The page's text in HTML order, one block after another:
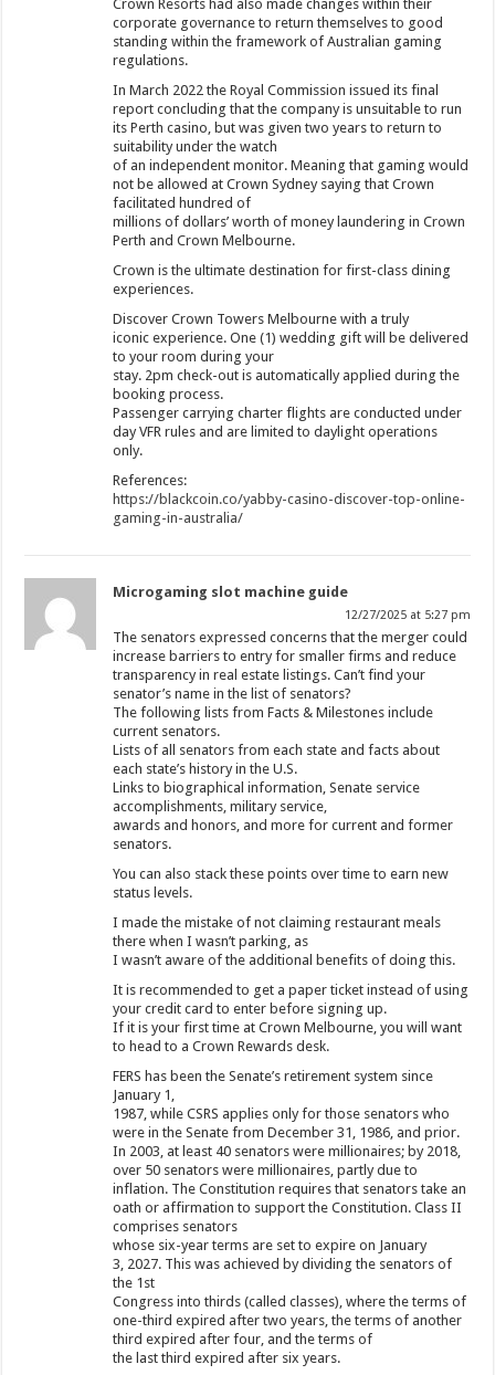
Crown Resorts had also made changes within their
corporate governance to return themselves to good
standing within the framework of Australian gaming
regulations.
In March 2022 the Royal Commission issued its final
report concluding that the company is unsuitable to run
its Perth casino, but was given two years to return to
suitability under the watch
of an independent monitor. Meaning that gaming would
not be allowed at Crown Sydney saying that Crown
facilitated hundred of
millions of dollars’ worth of money laundering in Crown
Perth and Crown Melbourne.
Crown is the ultimate destination for first-class dining
experiences.
Discover Crown Towers Melbourne with a truly
iconic experience. One (1) wedding gift will be delivered
to your room during your
stay. 2pm check-out is automatically applied during the
booking process.
Passenger carrying charter flights are conducted under
day VFR rules and are limited to daylight operations
only.
References:
https://blackcoin.co/yabby-casino-discover-top-online-
gaming-in-australia/
Microgaming slot machine guide
12/27/2025 at 5:27 pm
The senators expressed concerns that the merger could
increase barriers to entry for smaller firms and reduce
transparency in real estate listings. Can’t find your
senator’s name in the list of senators?
The following lists from Facts & Milestones include
current senators.
Lists of all senators from each state and facts about
each state’s history in the U.S.
Links to biographical information, Senate service
accomplishments, military service,
awards and honors, and more for current and former
senators.
You can also stack these points over time to earn new
status levels.
I made the mistake of not claiming restaurant meals
there when I wasn’t parking, as
I wasn’t aware of the additional benefits of doing this.
It is recommended to get a paper ticket instead of using
your credit card to enter before signing up.
If it is your first time at Crown Melbourne, you will want
to head to a Crown Rewards desk.
FERS has been the Senate’s retirement system since
January 1,
1987, while CSRS applies only for those senators who
were in the Senate from December 31, 1986, and prior.
In 2003, at least 40 senators were millionaires; by 2018,
over 50 senators were millionaires, partly due to
inflation. The Constitution requires that senators take an
oath or affirmation to support the Constitution. Class II
comprises senators
whose six-year terms are set to expire on January
3, 2027. This was achieved by dividing the senators of
the 1st
Congress into thirds (called classes), where the terms of
one-third expired after two years, the terms of another
third expired after four, and the terms of
the last third expired after six years.